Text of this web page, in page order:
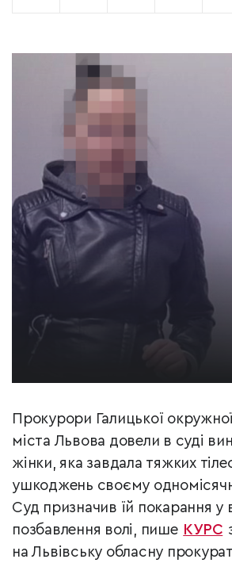
Прокурори Галицької
міста Львова довели в суді
жінки, яка завдала тяжких
ушкоджень своєму
Суд призначив їй покарання у
позбавлення волі, пише КУРС
на Львівську обласну